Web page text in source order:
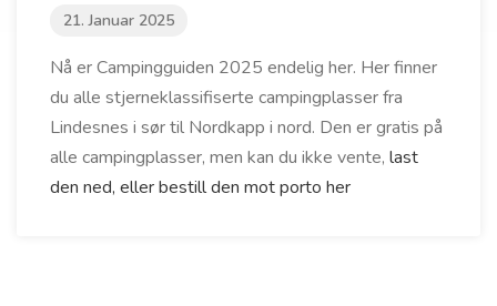
21. Januar 2025
Nå er Campingguiden 2025 endelig her. Her finner
du alle stjerneklassifiserte campingplasser fra
Lindesnes i sør til Nordkapp i nord. Den er gratis på
alle campingplasser, men kan du ikke vente, last
den ned, eller bestill den mot porto her